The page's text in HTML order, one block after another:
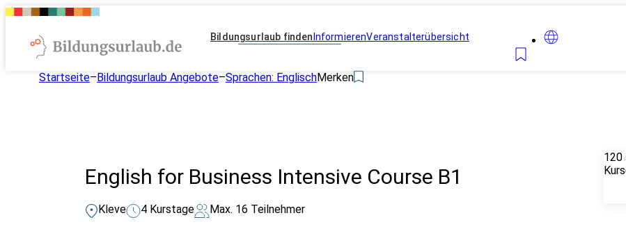
Bildungsurlaub finden InformierenVeranstalterübersicht
Startseite–Bildungsurlaub Angebote–Sprachen: EnglischMerken
English for Business Intensive Course B1
Kleve 4 Kurstage Max. 16 Teilnehmer
120